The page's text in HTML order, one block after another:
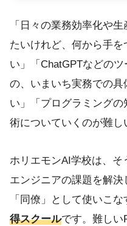
「日々の業務効率化や
たいけれど、何から手
い」「ChatGPTなどの
の、いまいち実務での
い」「プログラミング
術についていくのが難し
ホリエモンAI学校は、
エンジニアの課題を解
「同僚」として使いこ
得スクールです。難しい